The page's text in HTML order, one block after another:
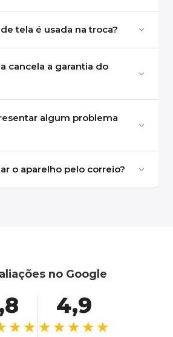
tela é usada na troca?
cancela a garantia do
algum problema
o aparelho pelo correio?
no Google
4,9
★★★★★